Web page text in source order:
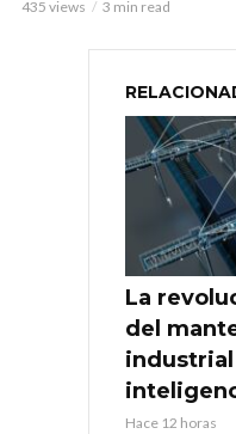
435 views 3 min read
La
del
Hace 12 horas